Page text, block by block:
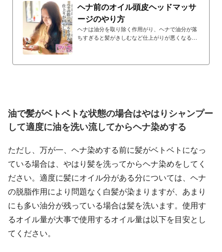
ヘナ前のオイル頭皮ヘッドマッサ
ージのやり方
ヘナは油分を取り除く作用がり、ヘナで油分が落
ちすぎると髪がきしむなど仕上がりが悪くなるた
油で髪がベトベトな状態の場合はやはりシャンプー
して適度に油を洗い流してからヘナ染めする
ただし、万が一、ヘナ染めする前に髪がベトベトになっ
ている場合は、やはり髪を洗ってからヘナ染めをしてく
ださい。適度に髪にオイル分がある分については、ヘナ
の脱脂作用により問題なく白髪が染まりますが、あまり
にも多い油分が残っている場合は髪を洗います。使用す
るオイル量が大事で使用するオイル量は以下を目安とし
てください。